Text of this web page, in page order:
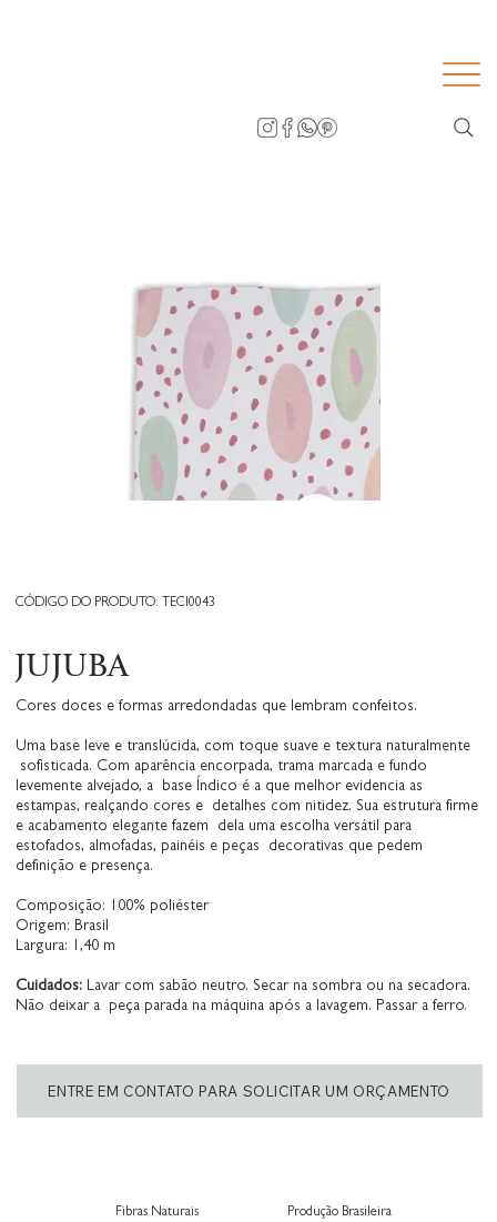
CÓDIGO DO PRODUTO: TECI0043
JUJUBA
Cores doces e formas arredondadas que lembram confeitos.
Uma base leve e translúcida, com toque suave e textura naturalmente
sofisticada. Com aparência encorpada, trama marcada e fundo
levemente alvejado, a base Índico é a que melhor evidencia as
estampas, realçando cores e detalhes com nitidez. Sua estrutura firme
e acabamento elegante fazem dela uma escolha versátil para
estofados, almofadas, painéis e peças decorativas que pedem
definição e presença.
Composição: 100% poliéster
Origem: Brasil
Largura: 1,40 m
Cuidados: Lavar com sabão neutro. Secar na sombra ou na secadora.
Não deixar a peça parada na máquina após a lavagem. Passar a ferro.
ENTRE EM CONTATO PARA SOLICITAR UM ORÇAMENTO
Fibras Naturais Produção Brasileira